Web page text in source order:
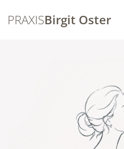
Zum Hauptinhalt springen
PRAXISBirgit Oster